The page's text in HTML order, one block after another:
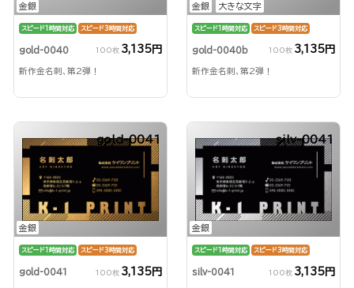
金銀
スピード1時間対応 スピード3時間対応
gold-0040 100枚 3,135円
新作金名刺、第2弾！
金銀 大きな文字
スピード1時間対応 スピード3時間対応
gold-0040b 100枚 3,135円
新作金名刺、第2弾！
金銀
gold-0041
スピード1時間対応 スピード3時間対応
gold-0041 100枚 3,135円
金銀
silv-0041
スピード1時間対応 スピード3時間対応
silv-0041 100枚 3,135円